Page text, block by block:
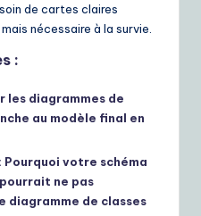
de cartes claires
nécessaire à la survie.
:
les diagrammes de
au modèle final en
Pourquoi votre schéma
ne pas
diagramme de classes